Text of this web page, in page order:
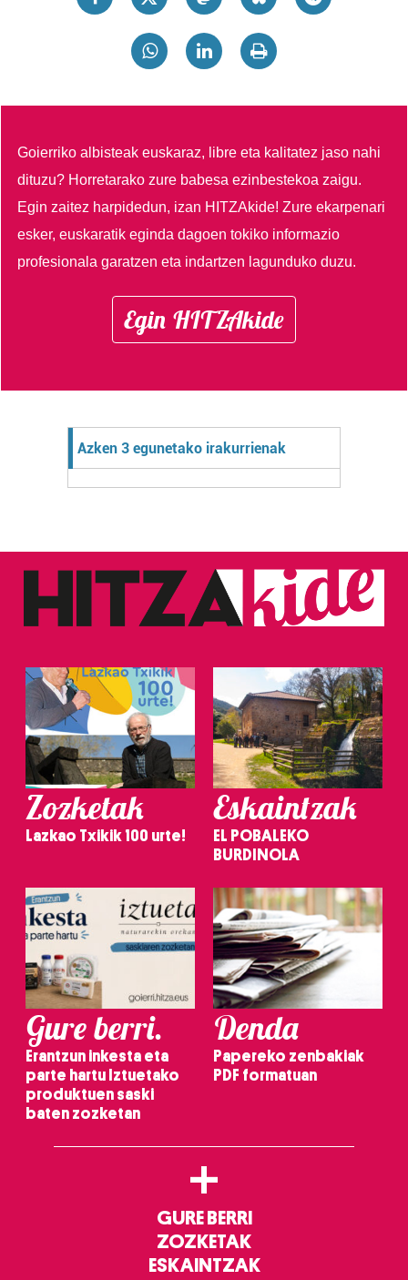
Goierriko albisteak euskaraz, libre eta kalitatez jaso nahi
dituzu? Horretarako zure babesa ezinbestekoa zaigu.
Egin zaitez harpidedun, izan HITZAkide!Zure ekarpenari
esker, euskaratik eginda dagoen tokiko informazio
profesionala garatzen eta indartzen lagunduko duzu.
Egin HITZAkide
Azken 3 egunetako irakurrienak
Zozketak
Lazkao Txikik 100 urte!
Eskaintzak
EL POBALEKO
BURDINOLA
Gure berri.
Erantzun inkesta eta
parte hartu Iztuetako
produktuen saski
baten zozketan
Denda
Papereko zenbakiak
PDF formatuan
+
GURE BERRI
ZOZKETAK
ESKAINTZAK